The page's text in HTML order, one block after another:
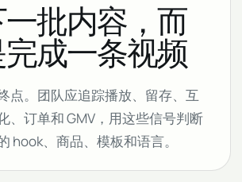
批内容，而
成一条视频
点。团队应追踪播放、留存、互
、订单和 GMV，用这些信号判断
hook、商品、模板和语言。